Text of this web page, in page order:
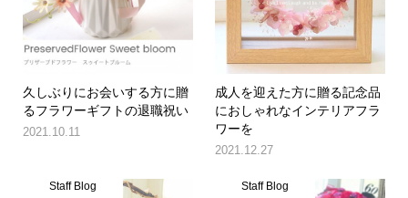
久しぶりにお会いする方に贈
るフラワーギフトの退職祝い
2021.10.11
成人を迎えた方に贈る記念品
におしゃれなインテリアフラ
ワーを
2021.12.27
Staff Blog Staff Blog